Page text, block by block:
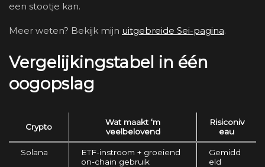
een stootje kan.
Meer weten? Bekijk mijn uitgebreide Sei-pagina.
Vergelijkingstabel in één
oogopslag
Crypto
Wat maakt ‘m
veelbelovend
Risiconiv
eau
Solana
ETF-instroom + groeiend
on-chain gebruik
Gemidd
eld